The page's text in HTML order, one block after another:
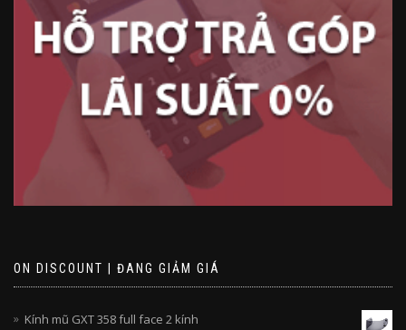
ON DISCOUNT | ĐANG GIẢM GIÁ
Kính mũ GXT 358 full face 2 kính